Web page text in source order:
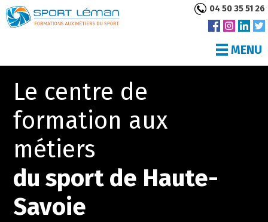
04 50 35 51 26
MENU
Le centre de
formation aux
métiers
du sport de Haute-
Savoie